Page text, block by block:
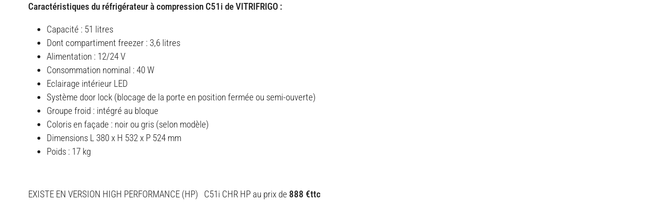
Caractéristiques du réfrigérateur à compression C51i de VITRIFRIGO :
Capacité : 51 litres
Dont compartiment freezer : 3,6 litres
Alimentation : 12/24 V
Consommation nominal : 40 W
Eclairage intérieur LED
Système door lock (blocage de la porte en position fermée ou semi-ouverte)
Groupe froid : intégré au bloque
Coloris en façade : noir ou gris (selon modèle)
Dimensions L 380 x H 532 x P 524 mm
Poids : 17 kg
EXISTE EN VERSION HIGH PERFORMANCE (HP) C51i CHR HP au prix de 888 €ttc